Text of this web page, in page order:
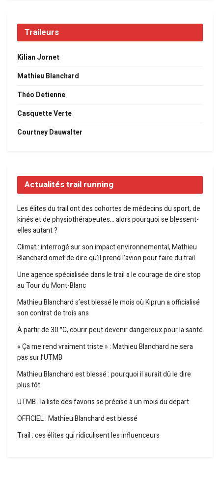
Traileurs
Kilian Jornet
Mathieu Blanchard
Théo Detienne
Casquette Verte
Courtney Dauwalter
Actualités trail running
Les élites du trail ont des cohortes de médecins du sport, de
kinés et de physiothérapeutes… alors pourquoi se blessent-
elles autant ?
Climat : interrogé sur son impact environnemental, Mathieu
Blanchard omet de dire qu’il prend l’avion pour faire du trail
Une agence spécialisée dans le trail a le courage de dire stop
au Tour du Mont-Blanc
Mathieu Blanchard s’est blessé le mois où Kiprun a officialisé
son contrat de trois ans
À partir de 30 °C, courir peut devenir dangereux pour la santé
« Ça me rend vraiment triste » : Mathieu Blanchard ne sera
pas sur l’UTMB
Mathieu Blanchard est blessé : pourquoi il aurait dû le dire
plus tôt
UTMB : la liste des favoris se précise à un mois du départ
OFFICIEL : Mathieu Blanchard est blessé
Trail : ces élites qui ridiculisent les influenceurs